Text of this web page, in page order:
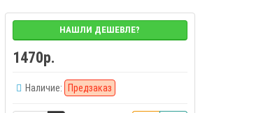
НАШЛИ ДЕШЕВЛЕ?
1470р.
Наличие: Предзаказ